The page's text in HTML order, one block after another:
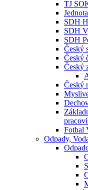
TJ
SDH
SDH
SDH
Český
Český
Český
Český
Fotbal
Odpady,